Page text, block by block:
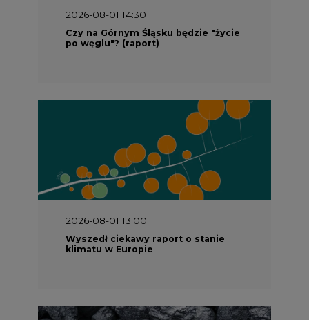
2026-08-01 14:30
Czy na Górnym Śląsku będzie "życie
po węglu"? (raport)
2026-08-01 13:00
Wyszedł ciekawy raport o stanie
klimatu w Europie